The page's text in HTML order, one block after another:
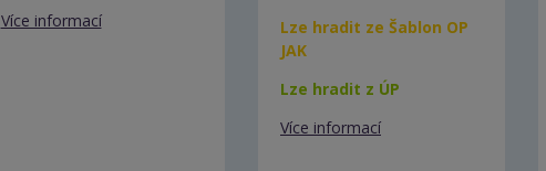
Více informací
Lze hradit ze Šablon OP
JAK
Lze hradit z ÚP
Více informací